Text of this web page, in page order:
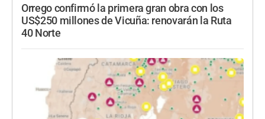
Orrego confirmó la primera gran obra con los
US$250 millones de Vicuña: renovarán la Ruta
40 Norte